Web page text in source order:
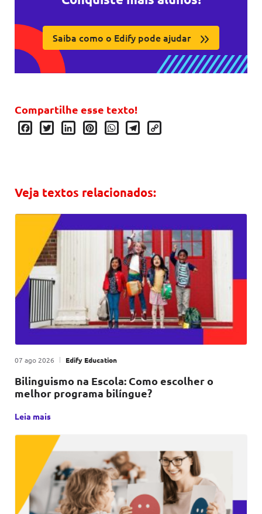
Saiba como o Edify pode ajudar
Compartilhe esse texto!
Veja textos relacionados:
Bilinguismo na Escola: Como escolher o
melhor programa bilíngue?
Publicado em
07 ago 2026 | por
Edify Education
Leia mais